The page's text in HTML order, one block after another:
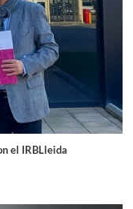
el IRBLleida